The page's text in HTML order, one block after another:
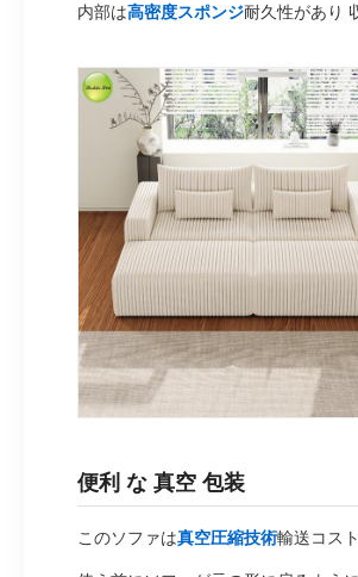
内部は高密度スポンジ耐久性があり
便利 な 真空 包装
このソファは真空圧縮技術輸送コス